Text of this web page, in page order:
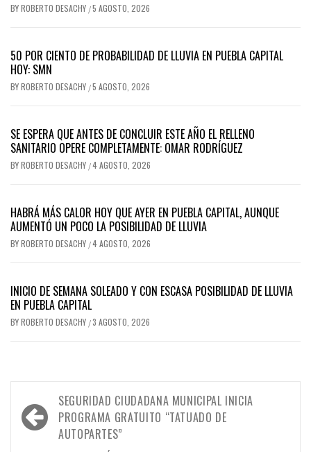
BYROBERTO DESACHY /5 AGOSTO, 2026
50 POR CIENTO DE PROBABILIDAD DE LLUVIA EN PUEBLA CAPITAL
HOY: SMN
BYROBERTO DESACHY /5 AGOSTO, 2026
SE ESPERA QUE ANTES DE CONCLUIR ESTE AÑO EL RELLENO
SANITARIO OPERE COMPLETAMENTE: OMAR RODRÍGUEZ
BYROBERTO DESACHY /4 AGOSTO, 2026
HABRÁ MÁS CALOR HOY QUE AYER EN PUEBLA CAPITAL, AUNQUE
AUMENTÓ UN POCO LA POSIBILIDAD DE LLUVIA
BYROBERTO DESACHY /4 AGOSTO, 2026
INICIO DE SEMANA SOLEADO Y CON ESCASA POSIBILIDAD DE LLUVIA
EN PUEBLA CAPITAL
BYROBERTO DESACHY /3 AGOSTO, 2026
Navegación
de
entradas
SEGURIDAD CIUDADANA MUNICIPAL INICIA
PROGRAMA GRATUITO “TATUADO DE
AUTOPARTES”